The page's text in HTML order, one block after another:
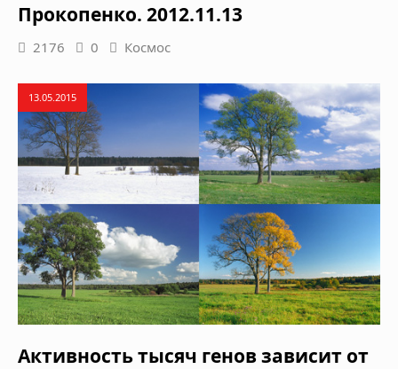
Прокопенко. 2012.11.13
2176 0 Космос
13.05.2015
Активность тысяч генов зависит от